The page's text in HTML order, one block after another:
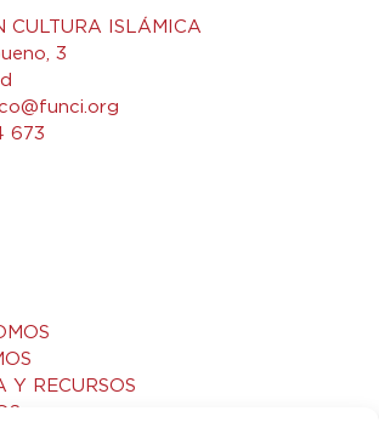
CULTURA ISLÁMICA
3
673
Y RECURSOS